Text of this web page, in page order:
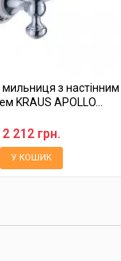
мильниця з настінним
KRAUS APOLLO...
2 212 грн.
У КОШИК